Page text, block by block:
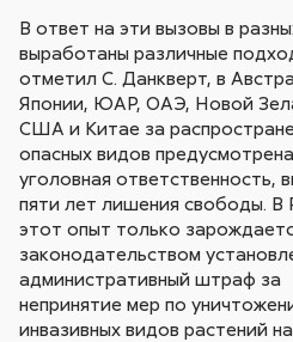
В ответ на эти вызовы в
выработаны различные
отметил С. Данкверт, в
Японии, ЮАР, ОАЭ, Новой
США и Китае за
опасных видов предусмотрена
уголовная ответственность,
пяти лет лишения свободы. В
этот опыт только
законодательством
административный штраф за
непринятие мер по
инвазивных видов растений